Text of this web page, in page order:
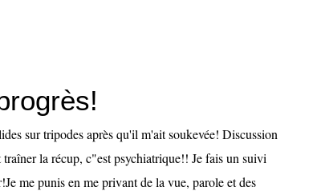
sur tripodes après qu'il m'ait soukevée! Discussion
la récup, c"est psychiatrique!! Je fais un suivi
me punis en me privant de la vue, parole et des